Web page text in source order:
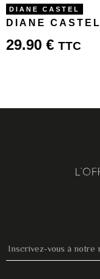
DIANE CASTEL
DIANE CASTEL
29.90 € TTC